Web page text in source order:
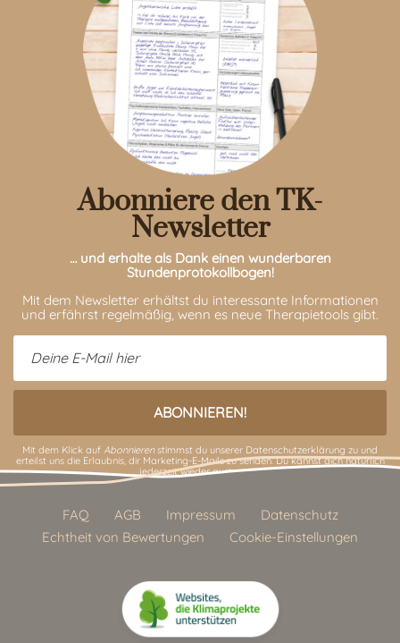
Abonniere den TK-
Newsletter
… und erhalte als Dank einen wunderbaren
Stundenprotokollbogen!
Mit dem Newsletter erhältst du interessante Informationen
und erfährst regelmäßig, wenn es neue Therapietools gibt.
Mit dem Klick auf Abonnierenstimmst du unserer Datenschutzerklärung zu und
erteilst uns die Erlaubnis, dir Marketing-E-Mails zu senden. Du kannst dich natürlich
jederzeit wieder austragen.
FAQ AGB Impressum
Datenschutz
Echtheit von Bewertungen
Cookie-Einstellungen